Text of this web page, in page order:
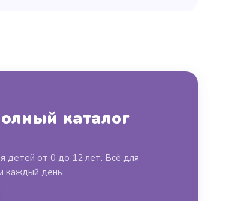
каталог
детей от 0 до 12 лет. Всё для
каждый день.